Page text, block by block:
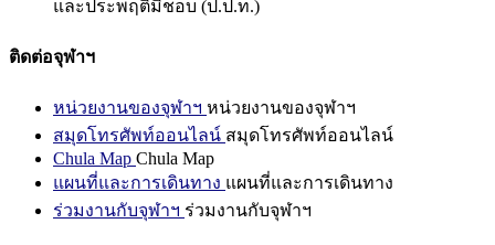
และประพฤติมิชอบ (ป.ป.ท.)
ติดต่อจุฬาฯ
หน่วยงานของจุฬาฯ หน่วยงานของจุฬาฯ
สมุดโทรศัพท์ออนไลน์ สมุดโทรศัพท์ออนไลน์
Chula Map Chula Map
แผนที่และการเดินทาง แผนที่และการเดินทาง
ร่วมงานกับจุฬาฯ ร่วมงานกับจุฬาฯ